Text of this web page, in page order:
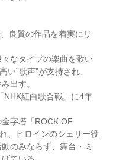
良質の作品を着実にリ
なタイプの楽曲を歌い
い”歌声”が支持され、
出す。
NHK紅白歌合戦」に4年
字塔「ROCK OF
、ヒロインのシェリー役
のみならず、舞台・ミ